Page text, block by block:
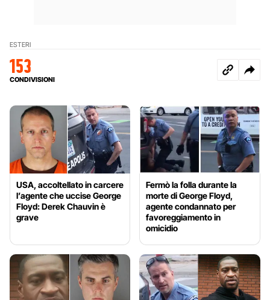
ESTERI
153
CONDIVISIONI
USA, accoltellato in carcere
l’agente che uccise George
Floyd: Derek Chauvin è
grave
Fermò la folla durante la
morte di George Floyd,
agente condannato per
favoreggiamento in
omicidio